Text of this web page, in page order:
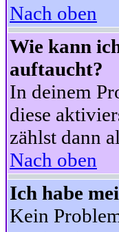
Nach oben
Wie kann
auftaucht?
In deinem
diese
zählst dann
Nach oben
Ich habe
Kein